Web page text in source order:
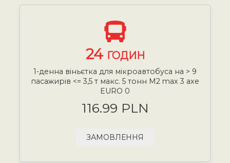
24 ГОДИН
1-денна віньєтка для мікроавтобуса на > 9
пасажирів <= 3,5 т макс. 5 тонн М2 max 3 axe
EURO 0
116.99 PLN
ЗАМОВЛЕННЯ